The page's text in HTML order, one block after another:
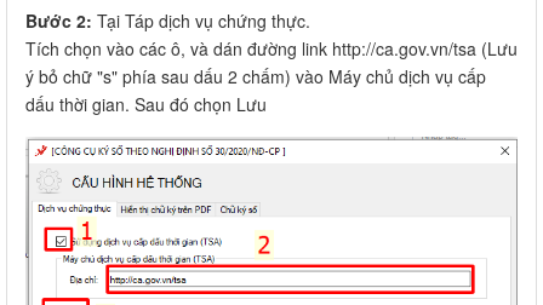
Bước 2: Tại Táp dịch vụ chứng thực.
Tích chọn vào các ô, và dán đường link http://ca.gov.vn/tsa (Lưu
ý bỏ chữ "s" phía sau dấu 2 chấm) vào Máy chủ dịch vụ cấp
dấu thời gian. Sau đó chọn Lưu